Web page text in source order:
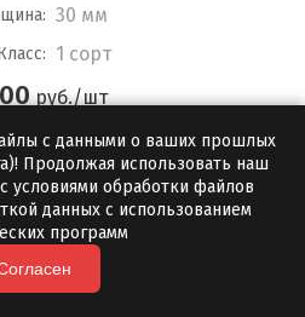
30 мм
1 сорт
руб./шт
с данными о ваших прошлых
Продолжая использовать наш
условиями обработки файлов
данных с использованием
программ